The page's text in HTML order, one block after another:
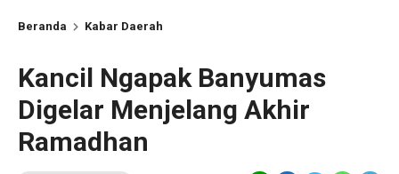
Beranda Kabar Daerah
Kancil Ngapak Banyumas
Digelar Menjelang Akhir
Ramadhan